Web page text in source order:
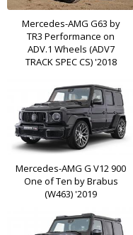
Mercedes-AMG G63 by
TR3 Performance on
ADV.1 Wheels (ADV7
TRACK SPEC CS) '2018
Mercedes-AMG G V12 900
One of Ten by Brabus
(W463) '2019